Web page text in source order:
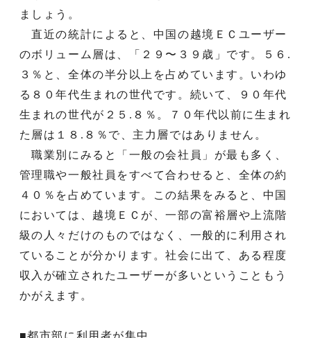
ましょう。
直近の統計によると、中国の越境ＥＣユーザー
のボリューム層は、「２９〜３９歳」です。５６.
３％と、全体の半分以上を占めています。いわゆ
る８０年代生まれの世代です。続いて、９０年代
生まれの世代が２５.８％。７０年代以前に生まれ
た層は１８.８％で、主力層ではありません。
職業別にみると「一般の会社員」が最も多く、
管理職や一般社員をすべて合わせると、全体の約
４０％を占めています。この結果をみると、中国
においては、越境ＥＣが、一部の富裕層や上流階
級の人々だけのものではなく、一般的に利用され
ていることが分かります。社会に出て、ある程度
収入が確立されたユーザーが多いということもう
かがえます。
■都市部に利用者が集中